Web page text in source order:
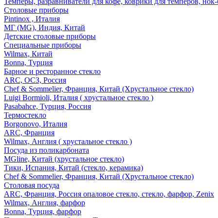
Столовые приборы
Pintinox , Италия
МГ (MG), Индия, Китай
Детские столовые приборы
Специальные приборы
Wilmax, Китай
Bonna, Турция
Барное и ресторанное стекло
ARC, ОСЗ, Россия
Chef & Sommelier, Франция, Китай (Хрустальное стекло)
Luigi Bormioli, Италия ( хрустальное стекло )
Pasabahce, Турция, Россия
Термостекло
Borgonovo, Италия
ARC, Франция
Wilmax, Англия ( хрустальное стекло )
Посуда из поликарбоната
MGline, Китай (хрустальное стекло)
Тики, Испания, Китай (стекло, керамика)
Chef & Sommelier, Франция, Китай (Хрустальное стекло)
Столовая посуда
ARC, Франция, Россия опаловое стекло, стекло, фарфор, Zenix
Wilmax, Англия, фарфор
Bonna, Турция, фарфор